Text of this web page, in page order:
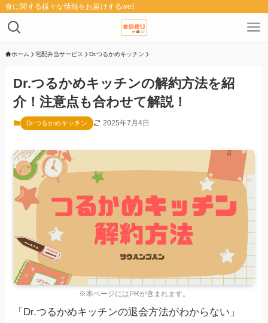
食に関する様々な情報をお届けするwebメディア「食の便り」
ホーム 宅配弁当サービス Dr.つるかめキッチン
Dr.つるかめキッチンの解約方法を紹
介！注意点も合わせて解説！
Dr.つるかめキッチン 2025年7月4日
※本ページにはPRが含まれます。
「Dr.つるかめキッチンの退会方法がわからない」